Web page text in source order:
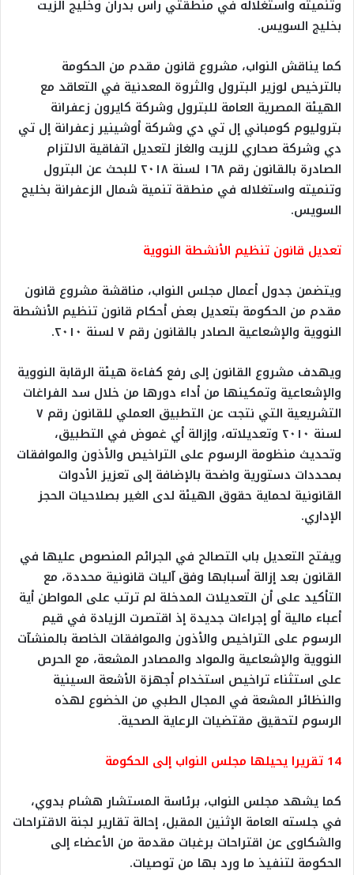
وتنميته واستغلاله في منطقتي رأس بدران وخليج الزيت
بخليج السويس.
كما يناقش النواب، مشروع قانون مقدم من الحكومة
بالترخيص لوزير البترول والثروة المعدنية في التعاقد مع
الهيئة المصرية العامة للبترول وشركة كايرون زعفرانة
بتروليوم كومباني إل تي دي وشركة أوشينير زعفرانة إل تي
دي وشركة صحاري للزيت والغاز لتعديل اتفاقية الالتزام
الصادرة بالقانون رقم ١٦٨ لسنة ٢٠١٨ للبحث عن البترول
وتنميته واستغلاله في منطقة تنمية شمال الزعفرانة بخليج
السويس.
تعديل قانون تنظيم الأنشطة النووية
ويتضمن جدول أعمال مجلس النواب، مناقشة مشروع قانون
مقدم من الحكومة بتعديل بعض أحكام قانون تنظيم الأنشطة
النووية والإشعاعية الصادر بالقانون رقم ٧ لسنة ٢٠١٠.
ويهدف مشروع القانون إلى رفع كفاءة هيئة الرقابة النووية
والإشعاعية وتمكينها من أداء دورها من خلال سد الفراغات
التشريعية التي نتجت عن التطبيق العملي للقانون رقم ٧
لسنة ٢٠١٠ وتعديلاته، وإزالة أي غموض في التطبيق،
وتحديث منظومة الرسوم على التراخيص والأذون والموافقات
بمحددات دستورية واضحة بالإضافة إلى تعزيز الأدوات
القانونية لحماية حقوق الهيئة لدى الغير بصلاحيات الحجز
الإداري.
ويفتح التعديل باب التصالح في الجرائم المنصوص عليها في
القانون بعد إزالة أسبابها وفق آليات قانونية محددة، مع
التأكيد على أن التعديلات المدخلة لم ترتب على المواطن أية
أعباء مالية أو إجراءات جديدة إذ اقتصرت الزيادة في قيم
الرسوم على التراخيص والأذون والموافقات الخاصة بالمنشآت
النووية والإشعاعية والمواد والمصادر المشعة، مع الحرص
على استثناء تراخيص استخدام أجهزة الأشعة السينية
والنظائر المشعة في المجال الطبي من الخضوع لهذه
الرسوم لتحقيق مقتضيات الرعاية الصحية.
14 تقريرا يحيلها مجلس النواب إلى الحكومة
كما يشهد مجلس النواب، برئاسة المستشار هشام بدوي،
في جلسته العامة الإثنين المقبل، إحالة تقارير لجنة الاقتراحات
والشكاوى عن اقتراحات برغبات مقدمة من الأعضاء إلى
الحكومة لتنفيذ ما ورد بها من توصيات.